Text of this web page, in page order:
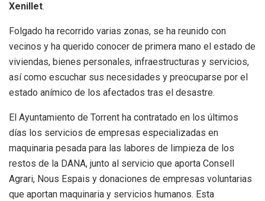
Xenillet.
Folgado ha recorrido varias zonas, se ha reunido con
vecinos y ha querido conocer de primera mano el estado de
viviendas, bienes personales, infraestructuras y servicios,
así como escuchar sus necesidades y preocuparse por el
estado anímico de los afectados tras el desastre.
El Ayuntamiento de Torrent ha contratado en los últimos
días los servicios de empresas especializadas en
maquinaria pesada para las labores de limpieza de los
restos de la DANA, junto al servicio que aporta Consell
Agrari, Nous Espais y donaciones de empresas voluntarias
que aportan maquinaria y servicios humanos. Esta